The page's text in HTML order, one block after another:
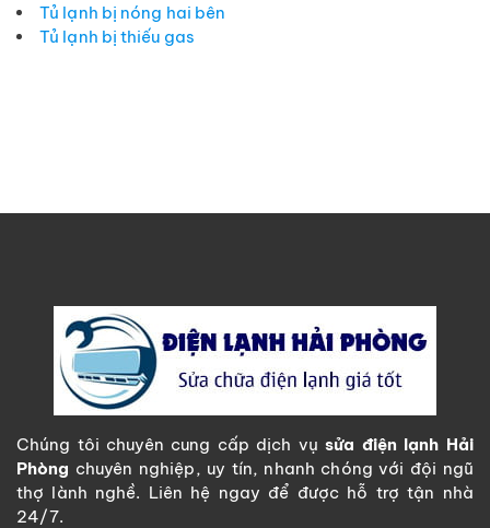
Tủ lạnh bị nóng hai bên
Tủ lạnh bị thiếu gas
Chúng tôi chuyên cung cấp dịch vụsửa điện lạnh Hải
Phòng chuyên nghiệp, uy tín, nhanh chóng với đội ngũ
thợ lành nghề. Liên hệ ngay để được hỗ trợ tận nhà
24/7.